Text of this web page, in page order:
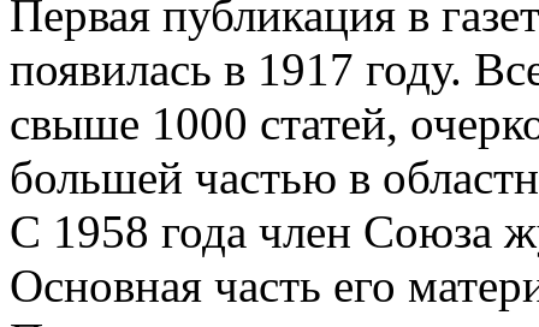
Первая публикация в
появилась в 1917 году.
свыше 1000 статей,
большей частью в
С 1958 года член Союза
Основная часть его